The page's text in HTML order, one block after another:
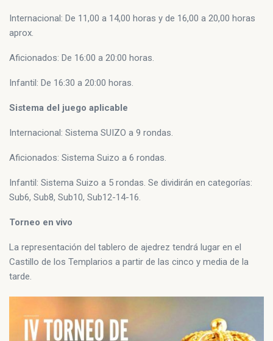
Internacional: De 11,00 a 14,00 horas y de 16,00 a 20,00 horas
aprox.
Aficionados: De 16:00 a 20:00 horas.
Infantil: De 16:30 a 20:00 horas.
Sistema del juego aplicable
Internacional: Sistema SUIZO a 9 rondas.
Aficionados: Sistema Suizo a 6 rondas.
Infantil: Sistema Suizo a 5 rondas. Se dividirán en categorías:
Sub6, Sub8, Sub10, Sub12-14-16.
Torneo en vivo
La representación del tablero de ajedrez tendrá lugar en el
Castillo de los Templarios a partir de las cinco y media de la
tarde.